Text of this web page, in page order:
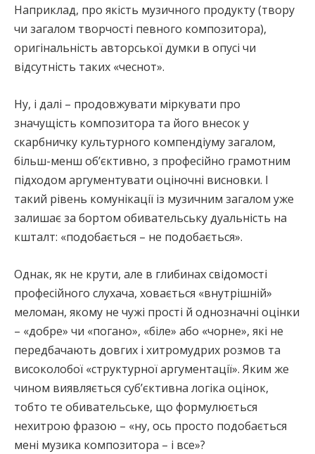
Наприклад, про якість музичного продукту (твору
чи загалом творчості певного композитора),
оригінальність авторської думки в опусі чи
відсутність таких «чеснот».
Ну, і далі – продовжувати міркувати про
значущість композитора та його внесок у
скарбничку культурного компендіуму загалом,
більш-менш об’єктивно, з професійно грамотним
підходом аргументувати оціночні висновки. І
такий рівень комунікації із музичним загалом уже
залишає за бортом обивательську дуальність на
кшталт: «подобається – не подобається».
Однак, як не крути, але в глибинах свідомості
професійного слухача, ховається «внутрішній»
меломан, якому не чужі прості й однозначні оцінки
– «добре» чи «погано», «біле» або «чорне», які не
передбачають довгих і хитромудрих розмов та
високолобої «структурної аргументації». Яким же
чином виявляється суб’єктивна логіка оцінок,
тобто те обивательське, що формулюється
нехитрою фразою – «ну, ось просто подобається
мені музика композитора – і все»?